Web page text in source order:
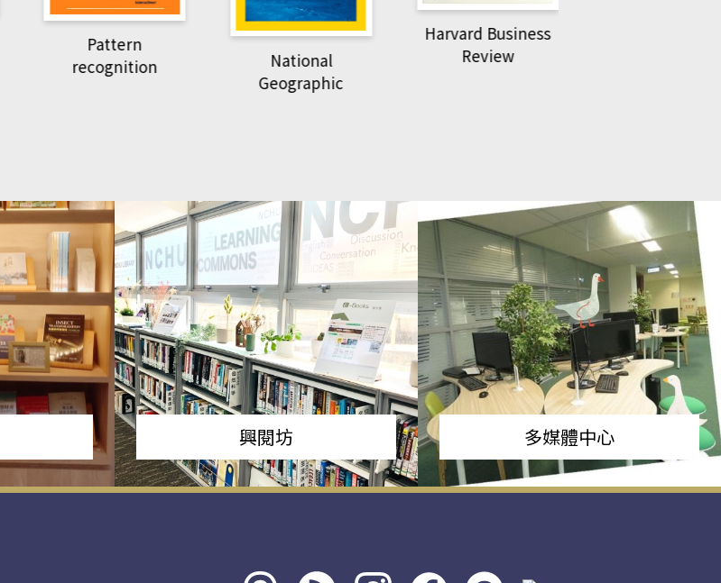
Pattern
recognition
National
Geographic
Harvard Business
Review
興閱坊 多媒體中心